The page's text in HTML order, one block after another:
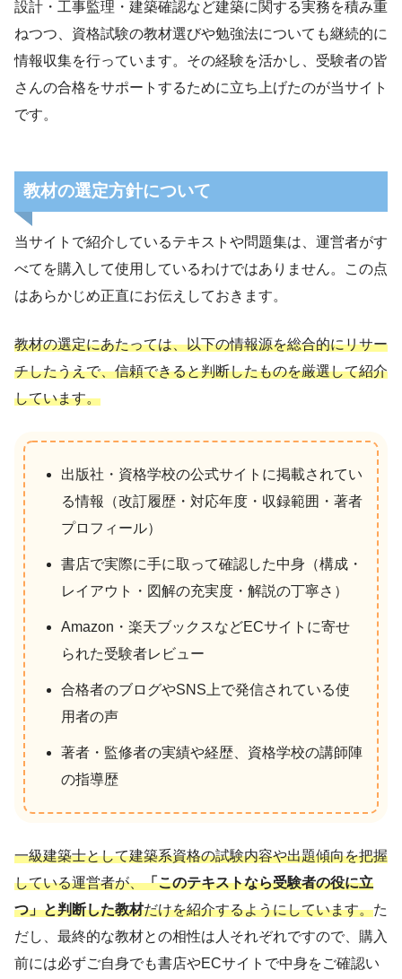
設計・工事監理・建築確認など建築に関する実務を積み重
ねつつ、資格試験の教材選びや勉強法についても継続的に
情報収集を行っています。その経験を活かし、受験者の皆
さんの合格をサポートするために立ち上げたのが当サイト
です。
教材の選定方針について
当サイトで紹介しているテキストや問題集は、運営者がす
べてを購入して使用しているわけではありません。この点
はあらかじめ正直にお伝えしておきます。
教材の選定にあたっては、以下の情報源を総合的にリサー
チしたうえで、信頼できると判断したものを厳選して紹介
しています。
出版社・資格学校の公式サイトに掲載されてい
る情報（改訂履歴・対応年度・収録範囲・著者
プロフィール）
書店で実際に手に取って確認した中身（構成・
レイアウト・図解の充実度・解説の丁寧さ）
Amazon・楽天ブックスなどECサイトに寄せ
られた受験者レビュー
合格者のブログやSNS上で発信されている使
用者の声
著者・監修者の実績や経歴、資格学校の講師陣
の指導歴
一級建築士として建築系資格の試験内容や出題傾向を把握
している運営者が、「このテキストなら受験者の役に立
つ」と判断した教材だけを紹介するようにしています。た
だし、最終的な教材との相性は人それぞれですので、購入
前には必ずご自身でも書店やECサイトで中身をご確認い